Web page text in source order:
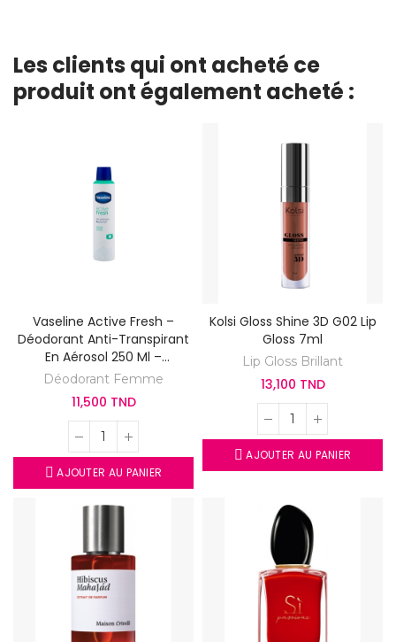
Les clients qui ont acheté ce
produit ont également acheté :
Vaseline Active Fresh –
Déodorant Anti-Transpirant
En Aérosol 250 Ml –
Protection 48H
Déodorant Femme
11,500 TND
AJOUTER AU PANIER
Kolsi Gloss Shine 3D G02 Lip
Gloss 7ml
Lip Gloss Brillant
13,100 TND
AJOUTER AU PANIER